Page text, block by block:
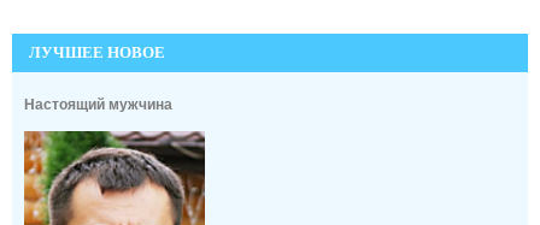
ЛУЧШЕЕ НОВОЕ
Настоящий мужчина